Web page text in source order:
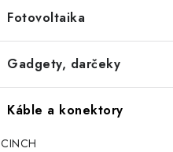
Fotovoltaika
Gadgety, darčeky
Káble a konektory
CINCH